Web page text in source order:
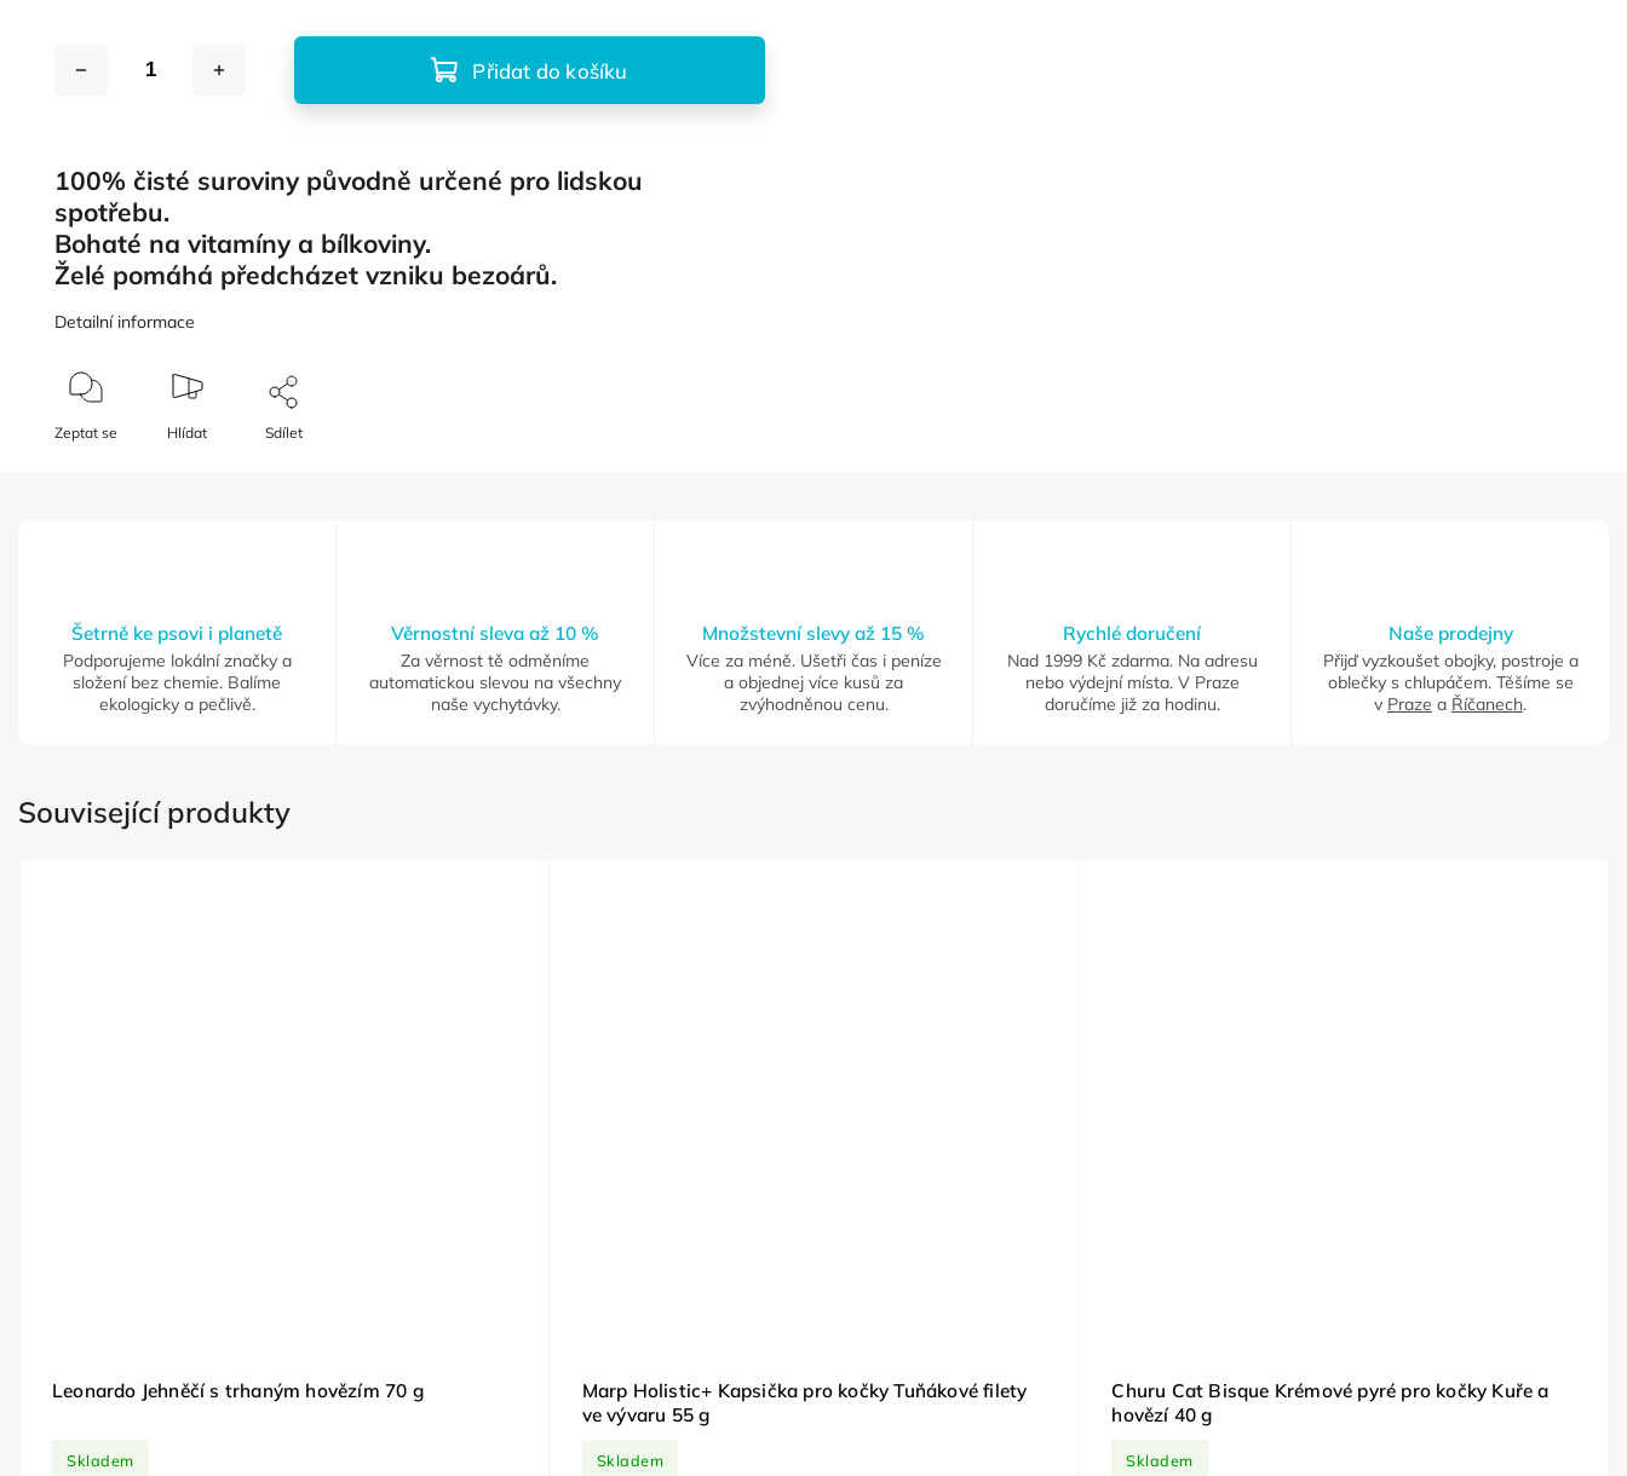
Přidat do košíku
100% čisté suroviny původně určené pro lidskou
spotřebu.
Bohaté na vitamíny a bílkoviny.
Želé pomáhá předcházet vzniku bezoárů.
Detailní informace
Zeptat se Hlídat Sdílet
Šetrně ke psovi i planetě
Podporujeme lokální značky a
složení bez chemie. Balíme
ekologicky a pečlivě.
Věrnostní sleva až 10 %
Za věrnost tě odměníme
automatickou slevou na všechny
naše vychytávky.
Množstevní slevy až 15 %
Více za méně. Ušetři čas i peníze
a objednej více kusů za
zvýhodněnou cenu.
Rychlé doručení
Nad 1999 Kč zdarma. Na adresu
nebo výdejní místa. V Praze
doručíme již za hodinu.
Naše prodejny
Přijď vyzkoušet obojky, postroje a
oblečky s chlupáčem. Těšíme se
v Praze a Říčanech.
Související produkty
Leonardo Jehněčí s trhaným hovězím 70 g
Skladem
Marp Holistic+ Kapsička pro kočky Tuňákové filety
ve vývaru 55 g
Skladem
Churu Cat Bisque Krémové pyré pro kočky Kuře a
hovězí 40 g
Skladem